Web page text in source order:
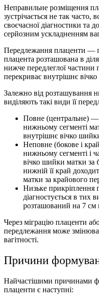
Неправильне розміщення
зустрічається не так часто,
своєчасної діагностики та
серйозним ускладненням
Передлежання плаценти —
плацента розташована в
нижче передлеглої частини
перекриває внутрішнє
Залежно від розташування
виділяють такі види її
Повне (центральне) —
нижньому сегменті
внутрішнє вічко
Неповне (бокове і
нижньому сегменті і
вічко шийки матки за
нижній її край
матки за крайового
Низьке прикріплення
діагностується в тих
розташований на 7 см
Через міграцію плаценти
передлежання може
вагітності.
Причини
Найчастішими причинами
плаценти є наступні: